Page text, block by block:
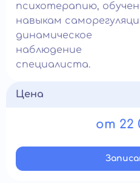
психотерапию,
навыкам
динамическое
наблюдение
специалиста.
Цена
от 22